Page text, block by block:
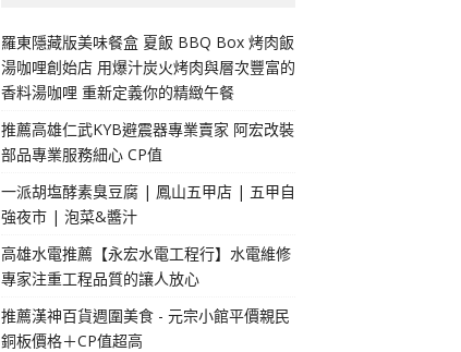
羅東隱藏版美味餐盒 夏飯 BBQ Box 烤肉飯
湯咖哩創始店 用爆汁炭火烤肉與層次豐富的
香料湯咖哩 重新定義你的精緻午餐
推薦高雄仁武KYB避震器專業賣家 阿宏改裝
部品專業服務細心 CP值
一派胡塩酵素臭豆腐 | 鳳山五甲店 | 五甲自
強夜市 | 泡菜&醬汁
高雄水電推薦【永宏水電工程行】水電維修
專家注重工程品質的讓人放心
推薦漢神百貨週圍美食 - 元宗小館平價親民
銅板價格＋CP值超高